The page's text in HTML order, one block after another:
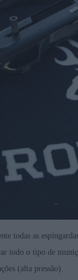
todas as
todo o tipo de
(alta pressão).